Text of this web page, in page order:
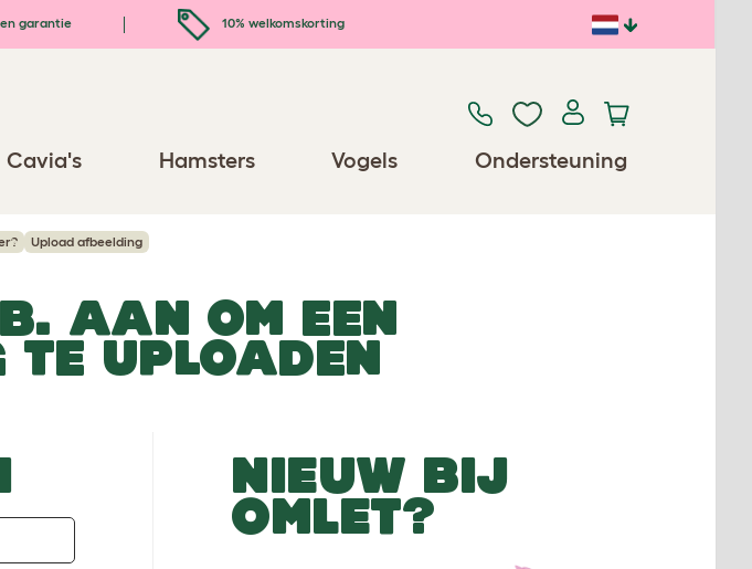
garantie 10% welkomskorting
Cavia's Hamsters Vogels Ondersteuning
Upload afbeelding
AAN OM EEN
TE UPLOADEN
NIEUW BIJ
OMLET?